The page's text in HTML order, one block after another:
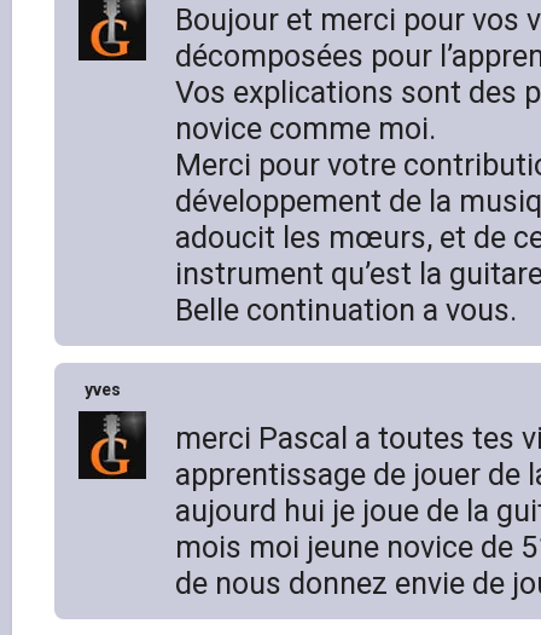
Boujour et merci pour vos
décomposées pour
Vos explications sont des
novice comme moi.
Merci pour votre
développement de la
adoucit les mœurs, et de
instrument qu’est la
Belle continuation a vous.
yves
merci Pascal a toutes tes
apprentissage de jouer de
aujourd hui je joue de la
mois moi jeune novice de
de nous donnez envie de